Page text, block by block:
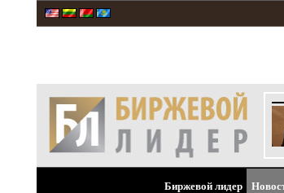
Биржевой лидер